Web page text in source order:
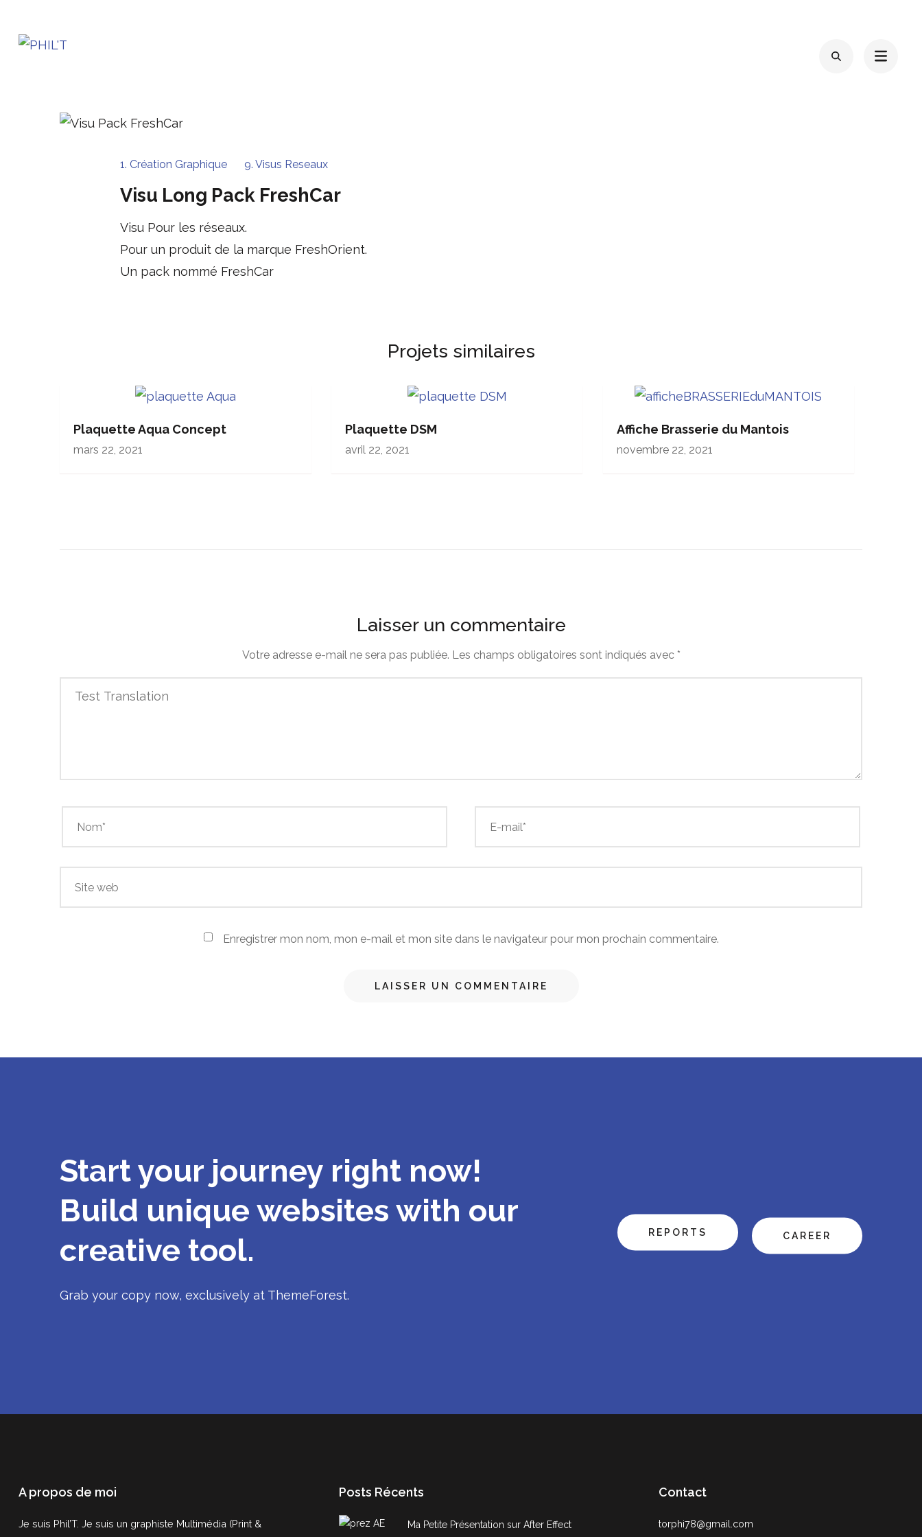
contenu
1. Création Graphique 9. Visus Reseaux
Visu Long Pack FreshCar
Visu Pour les réseaux.
Pour un produit de la marque FreshOrient.
Un pack nommé FreshCar
Projets similaires
Plaquette Aqua Concept
mars 22, 2021
Plaquette DSM
avril 22, 2021
Affiche Brasserie du Mantois
novembre 22, 2021
Laisser un commentaire
Votre adresse e-mail ne sera pas publiée. Les champs obligatoires sont indiqués avec *
Enregistrer mon nom, mon e-mail et mon site dans le navigateur pour mon prochain commentaire.
Start your journey right now!
Build unique websites with our
creative tool.
Grab your copy now, exclusively at ThemeForest.
REPORTS CAREER
A propos de moi
Je suis Phil’T. Je suis un graphiste Multimédia (Print &
Posts Récents
Ma Petite Présentation sur After Effect
Contact
torphi78@gmail.com